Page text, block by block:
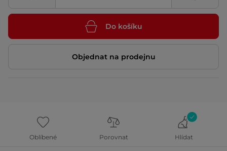
Do košíku
Objednat na prodejnu
Oblíbené Porovnat Hlídat